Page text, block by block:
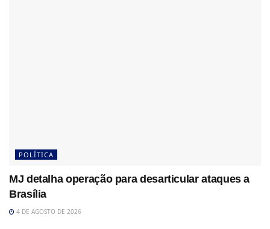
POLÍTICA
MJ detalha operação para desarticular ataques a
Brasília
4 DE AGOSTO DE 2026